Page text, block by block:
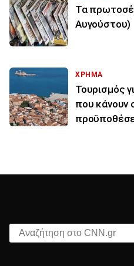
Τα
Αυγούστου)
ΧΡΗΜΑ
Τουρισμός
που κάνουν
Αναζήτηση στο CNN.gr